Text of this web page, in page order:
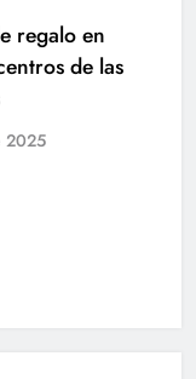
regalo en
de las
2025